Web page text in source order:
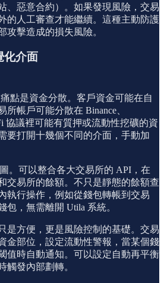
、惡意合約）。如果發現風險，交易
的人工審查才能繼續。這種主動防護
攻擊造成的損失風險。
化介面
點是資金分散。客戶資金可能在自
帳戶可能分散在 Binance、
協議裡可能有質押或流動性挖礦的資
要打開十幾個不同的介面，手動加
。可以整合各大交易所的 API，在
交易所的餘額。不只是靜態的餘額查
執行操作，例如從錢包轉帳到交易
包，無需離開 Utila 系統。
是方便，更是風險控制的基礎。交易
金部位，設定流動性警報，當某個錢
值時自動通知。可以設定自動再平衡
觸發內部劃轉。